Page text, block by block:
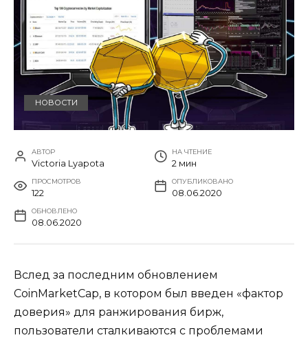
НОВОСТИ
АВТОР
Victoria Lyapota
НА ЧТЕНИЕ
2 мин
ПРОСМОТРОВ
122
ОПУБЛИКОВАНО
08.06.2020
ОБНОВЛЕНО
08.06.2020
Вслед за последним обновлением
CoinMarketCap, в котором был введен «фактор
доверия» для ранжирования бирж,
пользователи сталкиваются с проблемами